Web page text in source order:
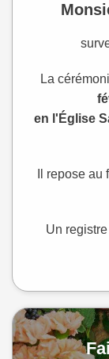
La
en l'Église
Il repose
Un